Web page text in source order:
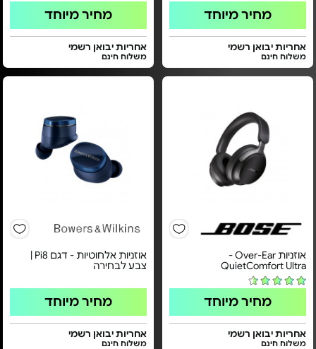
מחיר מיוחד
אחריות יבואן רשמי
משלוח חינם
מחיר מיוחד
אחריות יבואן רשמי
משלוח חינם
אוזניות Over-Ear‏ -
QuietComfort Ultra
מחיר מיוחד
אחריות יבואן רשמי
משלוח חינם
אוזניות אלחוטיות - דגם Pi8 |
צבע לבחירה
מחיר מיוחד
אחריות יבואן רשמי
משלוח חינם